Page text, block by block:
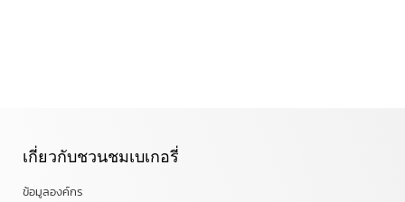
เกี่ยวกับชวนชมเบเกอรี่
ข้อมูลองค์กร